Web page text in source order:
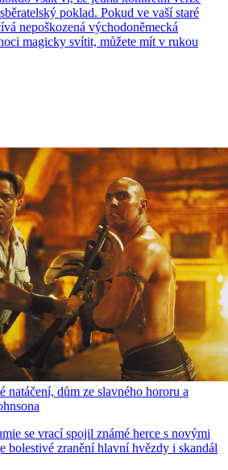
poklad. Pokud ve vaší staré
nepoškozená východoněmecká
magicky svítit, můžete mít v rukou
natáčení, dům ze slavného hororu a
se vrací spojil známé herce s novými
bolestivé zranění hlavní hvězdy i skandál